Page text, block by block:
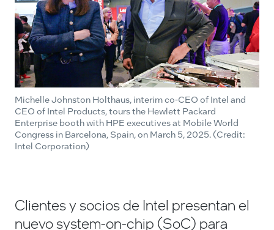
Michelle Johnston Holthaus, interim co-CEO of Intel and
CEO of Intel Products, tours the Hewlett Packard
Enterprise booth with HPE executives at Mobile World
Congress in Barcelona, Spain, on March 5, 2025. (Credit:
Intel Corporation)
Clientes y socios de Intel presentan el
nuevo system-on-chip (SoC) para